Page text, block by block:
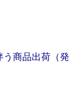
う商品出荷（発